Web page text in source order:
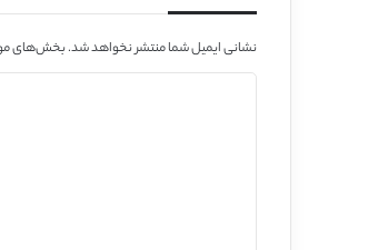
نشانی ایمیل شما منتشر نخواهد شد.بخش‌های